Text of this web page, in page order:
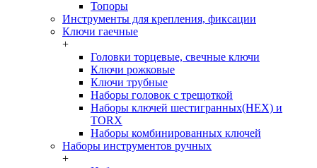
Топоры
Инструменты для крепления, фиксации
Ключи гаечные
+
Головки торцевые, свечные ключи
Ключи рожковые
Ключи трубные
Наборы головок c трещоткой
Наборы ключей шестигранных(HEX) и
TORX
Наборы комбинированных ключей
Наборы инструментов ручных
+